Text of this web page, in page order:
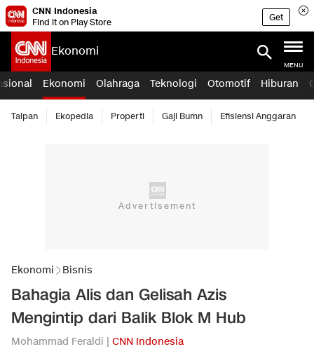
CNN Indonesia
Find it on Play Store
Get
Ekonomi
MENU
Ekonomi Olahraga Teknologi Otomotif Hiburan
Taipan Ekopedia Properti Gaji Bumn Efisiensi Anggaran
Ekonomi Bisnis
Bahagia Alis dan Gelisah Azis
Mengintip dari Balik Blok M Hub
Mohammad Feraldi | CNN Indonesia